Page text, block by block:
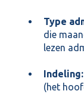
Type
die
lezen
Indeling:
(het